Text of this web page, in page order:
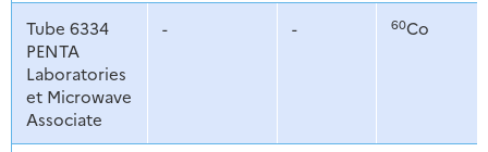
Tube 6334
PENTA
Laboratories
et Microwave
Associate
- - 60Co